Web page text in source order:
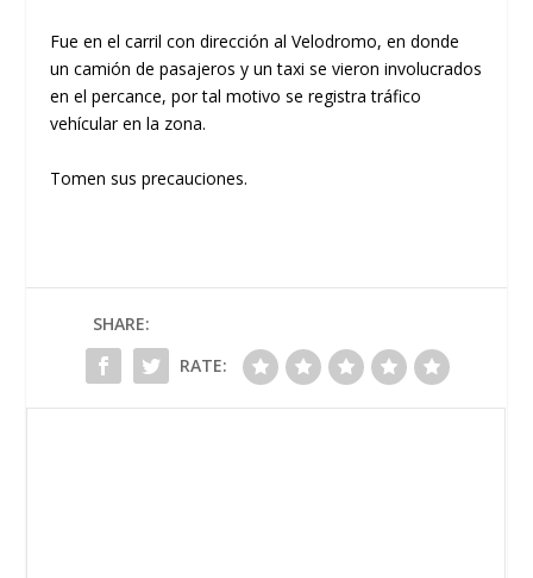
Fue en el carril con dirección al Velodromo, en donde
un camión de pasajeros y un taxi se vieron involucrados
en el percance, por tal motivo se registra tráfico
vehícular en la zona.
Tomen sus precauciones.
SHARE:
RATE: